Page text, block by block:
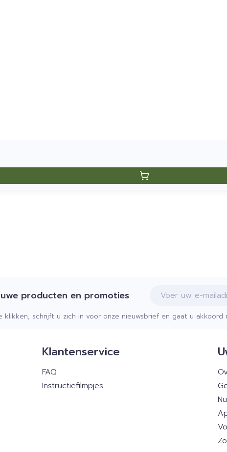
producten en promoties E-mail adres
klikken, schrijft u zich in voor onze nieuwsbrief en gaat u akkoord
Klantenservice
FAQ
Instructiefilmpjes